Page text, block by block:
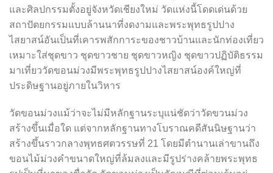
และศิลปกรรมตั้งอยู่จังหวัดเชียงใหม่ วัดแห่งนี้โดดเด่นด้วย
สถาปัตยกรรมแบบล้านนาที่งดงามและพระพุทธรูปปาง
ไสยาสน์อันเป็นที่เคารพสักการะของชาวบ้านและนักท่องเที่ยว
เหมาะใส่ชุดขาว ชุดขาวชาย ชุดขาวหญิง ชุดขาวปฏิบัติธรรม
มาเที่ยววัดขอนม่วงมีพระพุทธรูปปางไสยาสน์องค์ใหญ่ที่
ประดิษฐานอยู่ภายในวิหาร
วัดขอนม่วงแม้ว่าจะไม่มีหลักฐานระบุแน่ชัดว่าวัดขวนม่วง
สร้างขึ้นเมื่อใด แต่จากหลักฐานทางโบราณคดีสันนิษฐานว่า
สร้างขึ้นราวกลางพุทธศตวรรษที่ 21 โดยมีตำนานเล่าขานถึง
ขอนไม้ม่วงคำขนาดใหญ่ที่ล้มลงและมีรูปร่างคล้ายพระพุทธ